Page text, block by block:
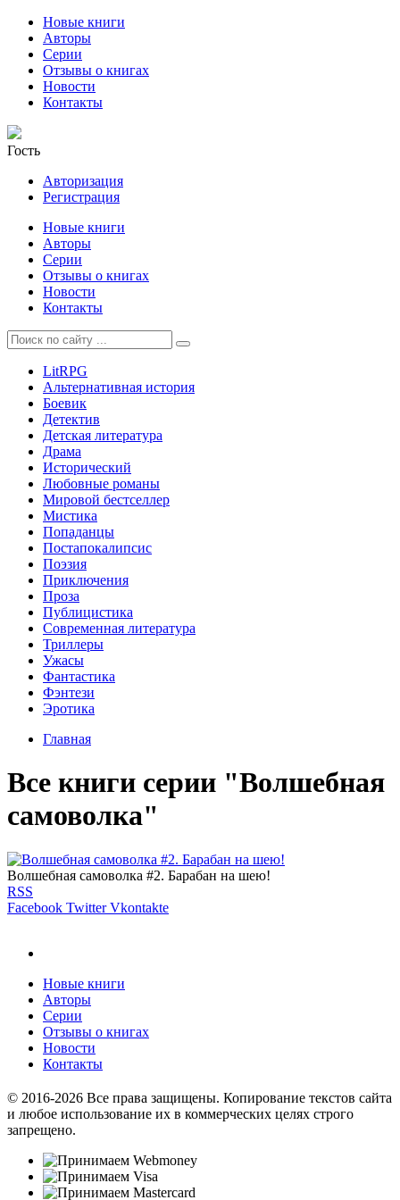
Новые книги
Авторы
Серии
Отзывы о книгах
Новости
Контакты
Гость
Авторизация
Регистрация
Новые книги
Авторы
Серии
Отзывы о книгах
Новости
Контакты
LitRPG
Альтернативная история
Боевик
Детектив
Детская литература
Драма
Исторический
Любовные романы
Мировой бестселлер
Мистика
Попаданцы
Постапокалипсис
Поэзия
Приключения
Проза
Публицистика
Современная литература
Триллеры
Ужасы
Фантастика
Фэнтези
Эротика
Главная
Все книги серии "Волшебная
самоволка"
Волшебная самоволка #2. Барабан на шею!
RSS
Facebook Twitter Vkontakte
Новые книги
Авторы
Серии
Отзывы о книгах
Новости
Контакты
© 2016-2026 Все права защищены. Копирование текстов сайта
и любое использование их в коммерческих целях строго
запрещено.